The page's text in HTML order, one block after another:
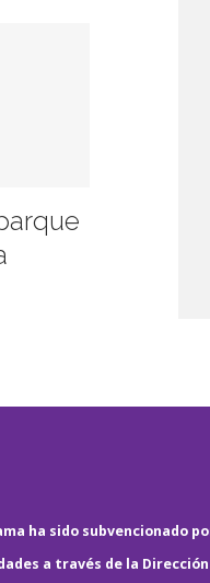
ha sido subvencionado
a través de la